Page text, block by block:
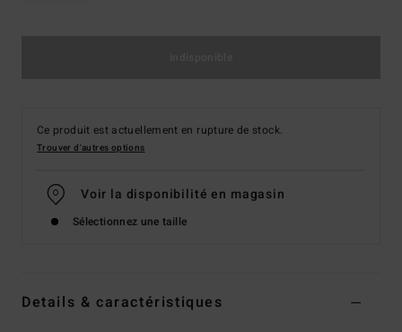
Ce produit est actuellement en rupture de stock.
Trouver d'autres options
Voir la disponibilité en magasin
Sélectionnez une taille
Details & caractéristiques